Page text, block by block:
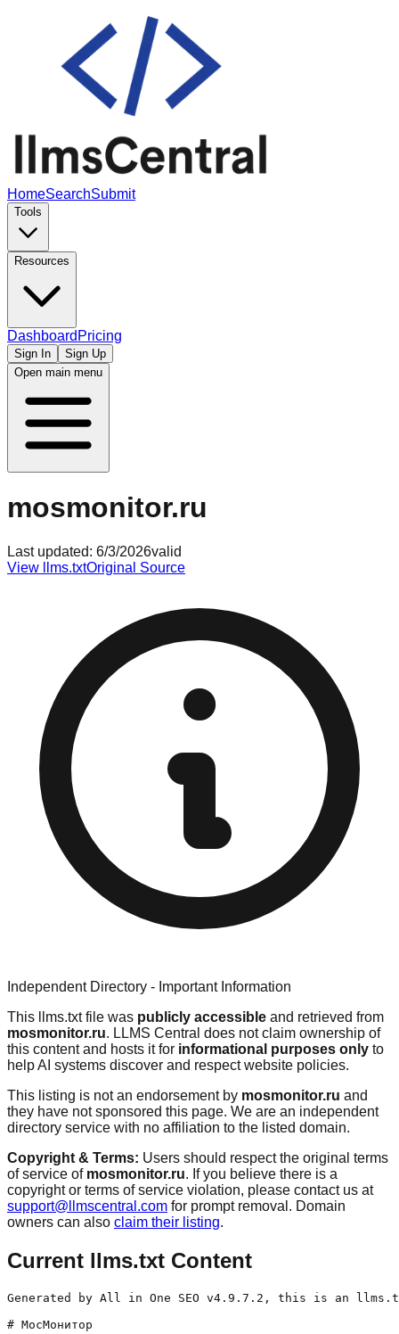
HomeSearchSubmit
Tools
Resources
Dashboard Pricing
Sign In
Sign Up
Open main menu
mosmonitor.ru
Last updated: 6/3/2026valid
View llms.txtOriginal Source
Independent Directory - Important Information
This llms.txt file was publicly accessible and retrieved from
mosmonitor.ru. LLMS Central does not claim ownership of
this content and hosts it for informational purposes only to
help AI systems discover and respect website policies.
This listing is not an endorsement by mosmonitor.ru and
they have not sponsored this page. We are an independent
directory service with no affiliation to the listed domain.
Copyright & Terms: Users should respect the original terms
of service of mosmonitor.ru. If you believe there is a
copyright or terms of service violation, please contact us at
support@llmscentral.com for prompt removal. Domain
owners can also claim their listing.
Current llms.txt Content
Generated by All in One SEO v4.9.7.2, this is an llms.txt file, used by LLMs to index the site.

# МосМонитор

Информационное агентство «Мосмонитор»

## Sitemaps

- [XML Sitemap](https://mosmonitor.ru/sitemap.xml): Contains all public & indexable URLs for this website.

## Записи

- [Мособлсуд отправил в колонию строгого режима 76-летнего мужчину, признанного «вором в законе»](https://mosmonitor.ru/rights/mosoblsud-otpravil-v-koloniju-strogogo/) - По данным подмосковного главка Следственного комитета, известный в преступном мире под прозвищем «Апакела» пожилой мужчина на протяжении 56-ти лет был (и остается) «законником». «С 1965-го», — говорят в ведомстве. По данным ведомства, 76-летний подмосквич координировал деятельность преступных группировок. Как отмечается, «масштабная работа проделана». Следователи работали в разных регионах страны. Проводились в том числе лингвистическая и
- [«Война войной, а поставки алюминия по расписанию»: как Минобороны РФ помогает промышленности стран НАТО](https://mosmonitor.ru/army/vojna-vojnoj-a-postavki-aljuminiya/) - Министерство обороны РФ неоднократно заявляло, что страны НАТО являются недружественными для России, так как прямо помогают киевскому режиму, с войсками которого идет противостояние на Украине. Однако в то же самое время, как свидетельствуют данные журналистских расследований, высокопоставленные чиновники военного ведомства прямо содействуют в продаже в страны Альянса важных ресурсов, необходимых для военной промышленности, пишет издание
- [Авария у Косяково: ГИБДДшник на машине сбил велосипедиста, после чего пытался его добить](https://mosmonitor.ru/incidents/avariya-u-kosyakovo-gibddshnik-na/) - Как сообщают правоохранители, совершившего преступление коллегу в ближайшее время уволят. Кроме того, на него завели уголовное дело о причинении тяжелого вреда здоровью человека. Как сегодня, 22-го июня, сообщают в полиции, ДТП возле Косяково (небольшое село примерно в десяти километрах к северо-западу от подмосковного Воскресенска) произошло неделю назад, 15-го числа. В час дня управлявший Lada Samara
- [В Выхино-Жулебино лже-валютчики отобрали у парня полтора миллиона рублей](https://mosmonitor.ru/rights/v-vyhino-zhulebino-lzhe-valjutchiki/) - 26-летний москвич нашел в Сети объявление, авторы которого предлагали обмен валют по «вкусному» курсу. Видимо, в детстве он не читал сказки Пушкина, в одной из которых есть такая строчка: «Не гонялся бы ты, поп, за дешевизной». Ограбление молодого москвича было совершено в Выхино-Жулебино. Парень встретился на Ферганском проезде с продавцами иностранной валюты. В салоне своей
- [Киргизские «валютчики» обобрали москвичей более чем на 250 000 000 рублей](https://mosmonitor.ru/rights/kirgizskie-valjutchiki-obobrali-moskvichej-bolee/) - Столичные правоохранители задержали семь из тринадцати членов этнической ОПГ, предлагавших людям по выгодному курсу иностранную валюту. «Почти все — уроженцы Киргизской Республики», — сообщают знакомые с ситуацией источники. Идея «кидать на деньги» москвичей 36-летнему Шукмарбеку М. и 41-летнему Шахмару Д. пришла прошлой весной, говорят источники. Участники созданной ими группировки были разделены на несколько «подразделений». Одно
- [В столичном Щукино американский питбультерьер набросился на пожилую женщину](https://mosmonitor.ru/incidents/v-stolichnom-shhukino-amerikanskij-pitbulterer/) - Так сложилось, что почти года назад, 30-го июня 2022-го, тот же самый пес загрыз ее любимца-малыша — русского тоя. После повторного нападения стражи порядка начали проверку. Как стало известно, питбультерьер-убийца покусал 75-летнюю жительницу столичного Щукино еще в первой половине июня, 11-го числа. Осведомленные источники рассказывают, что произошло это, когда пенсионерка шла по улице Гамалеи. «Глубокие
- [Московские полицейские задержали серийного угонщика Hyundai Creta](https://mosmonitor.ru/auto/moskovskie-policejskie-zaderzhali-serijnogo-ugonshhika/) - Почему воровал машины именно этой марки и модели, предстоит еще выяснить следствию. Надо заметить, что Hyundai Creta — далеко не самый дорогой из существующих кроссоверов. В правоохранительные структуры обратился москвич, проживающий на Щелковском шоссе. Как сегодня, 22-го июня, сообщает столичный главк МВД, у мужчины похитили южнокорейский кроссовер, стоявший припаркованным у многоэтажки. Как выяснило потом следствие,
- [Это просто болтовня: глава ЧВК «Вагнер» раскритиковал МО за «чудовищную ложь» о ходе СВО](https://mosmonitor.ru/army/eto-prosto-boltovnya-glava-chvk/) - Основатель ЧВК «Вагнер» Евгений Пригожин ответил на вопрос журналистов о том, почему его слова о положении дел в зоне спецоперации расходятся с официальными данными. Он указал, что «на стол президенту» РФ Владимиру Путину несут «тотальное и бессовестное» вранье. Пригожин подчеркнул, что когда ЧВК «Вагнер» брали Артемовск, то пускали туда всех военных корреспондентов, чтобы те видели
- [В столичном регионе двое мужчин пытались за десять тысяч долларов приобрести радиоактивный нуклид](https://mosmonitor.ru/society/v-stolichnom-regione-dvoe-muzhchin/) - 54-летний Саид-Селим из Москвы и Рамазан (27 лет, соответственно) из Видного еще зимой, в феврале, предложили представителю одного научно-исследовательского института сделку. Мужчинам нужен был Цезий-137. Как говорят знакомые с ситуацией источники, они собирались его передать зарубежному покупателю. Кому именно и для каких целей покупателю требовался Цезий, не сообщается. Из открытых данных следует, что указанный нуклид
- [В Солнечногорском округе 39-летний мужчина зарезал сожительницу, после чего закидал ее тело мусором](https://mosmonitor.ru/incidents/v-solnechnogorskom-okruge-39-letnij/) -